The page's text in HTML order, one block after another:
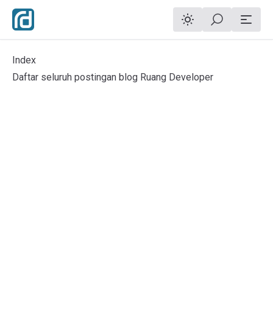
Index
Daftar seluruh postingan blog Ruang Developer